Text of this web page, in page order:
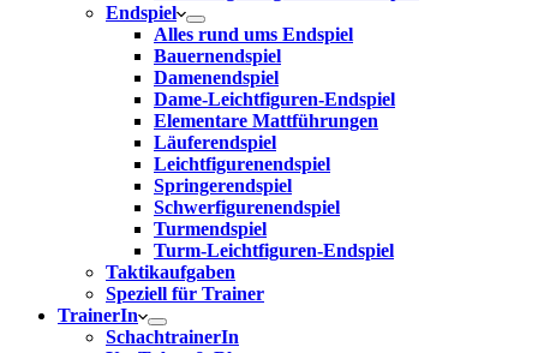
Endspiel
Alles rund ums Endspiel
Bauernendspiel
Damenendspiel
Dame-Leichtfiguren-Endspiel
Elementare Mattführungen
Läuferendspiel
Leichtfigurenendspiel
Springerendspiel
Schwerfigurenendspiel
Turmendspiel
Turm-Leichtfiguren-Endspiel
Taktikaufgaben
Speziell für Trainer
TrainerIn
SchachtrainerIn